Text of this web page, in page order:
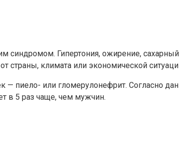
Гипертония, ожирение, сахарный
климата или экономической
— пиело- или гломерулонефрит. Согласно
в 5 раз чаще, чем мужчин.